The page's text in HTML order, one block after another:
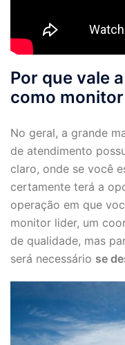
Por que vale
como
No geral, a grande
de atendimento
claro, onde se você
certamente terá a
operação em que
monitor lider, um
de qualidade, mas
será necessário se